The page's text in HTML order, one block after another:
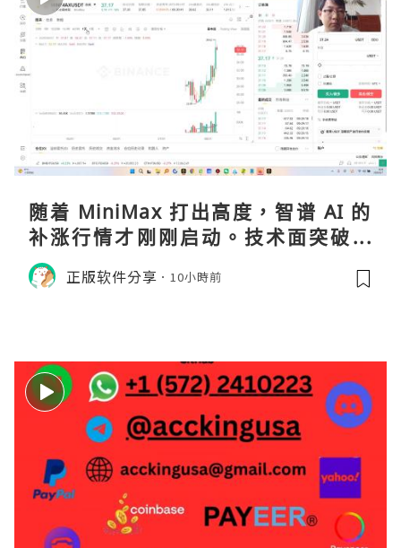
随着 MiniMax 打出高度，智谱 AI 的
补涨行情才刚刚启动。技术面突破在
即，基本面逻辑硬朗，目标先看 170，
顺势做多，在巨头上市潮来临前享受泡
正版软件分享 10小時前